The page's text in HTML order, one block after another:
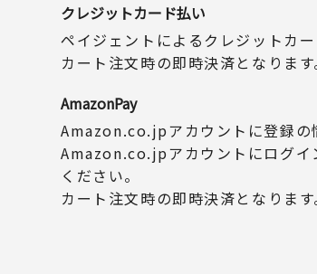
クレジットカード払い
ペイジェントによるクレジットカー
カート注文時の即時決済となります
AmazonPay
Amazon.co.jpアカウントに登録の
Amazon.co.jpアカウントにログイ
ください。
カート注文時の即時決済となります